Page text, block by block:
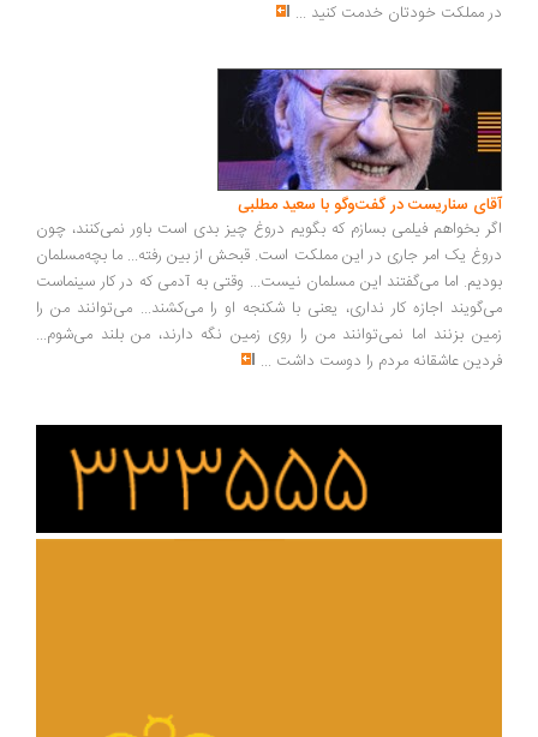
مملکت خودتان خدمت کنید...
سناریست در گفت‌وگو با سعید مطلبی
بخواهم فیلمی بسازم که بگویم دروغ چیز بدی است باور نمی‌کنند، چون
یک امر جاری در این مملکت است. قبحش از بین رفته... ما بچه‌مسلمان
اما می‌گفتند این مسلمان نیست... وقتی به آدمی که در کار سینماست
اجازه کار نداری، یعنی با شکنجه او را می‌کشند... می‌توانند من را
بزنند اما نمی‌توانند من را روی زمین نگه دارند، من بلند می‌شوم...
عاشقانه مردم را دوست داشت ...